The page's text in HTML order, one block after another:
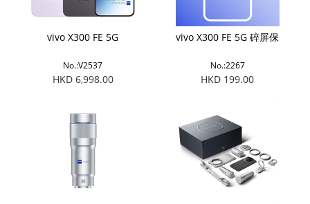
vivo X300 FE 5G
No.:V2537
HKD 6,998.00
vivo X300 FE 5G 碎屏保
No.:2267
HKD 199.00